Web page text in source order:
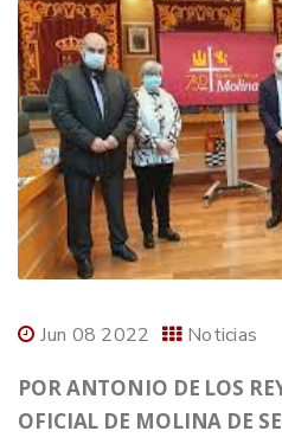
Jun 08 2022 Noticias
POR ANTONIO DE LOS
OFICIAL DE MOLINA DE